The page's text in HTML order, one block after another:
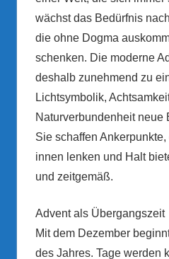
wächst das Bedürfnis
die ohne Dogma
schenken. Die moderne
deshalb zunehmend zu
Lichtsymbolik,
Naturverbundenheit neue
Sie schaffen
innen lenken und Halt
und zeitgemäß.
Advent als Übergangszeit
Mit dem Dezember
des Jahres. Tage werden